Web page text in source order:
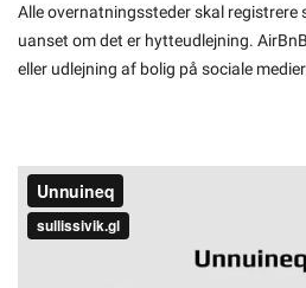
Alle overnatningssteder skal registrere
uanset om det er hytteudlejning.
eller udlejning af bolig på sociale